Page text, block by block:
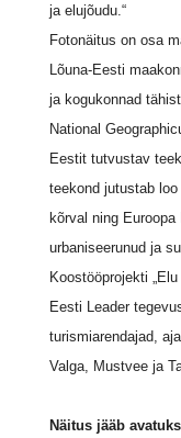
ja elujõudu.“
Fotonäitus on osa
Lõuna-Eesti
ja kogukonnad
National
Eestit tutvustav
teekond jutustab
kõrval ning
urbaniseerunud ja
Koostööprojekti
Eesti Leader
turismiarendajad,
Valga, Mustvee ja
Näitus jääb